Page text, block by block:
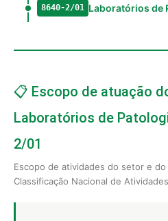
8640-2/01 Laboratórios de
📋 Escopo de atuação
Laboratórios de
2/01
Escopo de atividades do setor e
Classificação Nacional de